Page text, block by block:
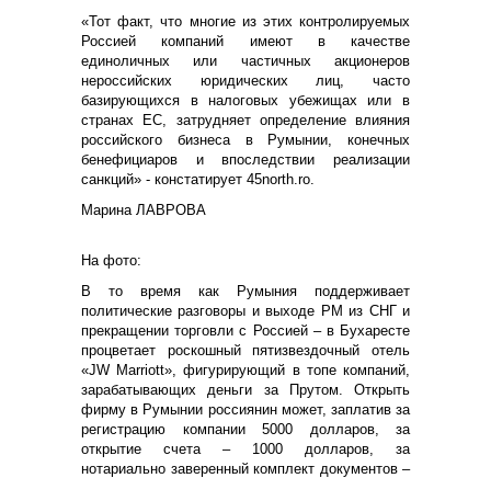
«Тот факт, что многие из этих контролируемых
Россией компаний имеют в качестве
единоличных или частичных акционеров
нероссийских юридических лиц, часто
базирующихся в налоговых убежищах или в
странах ЕС, затрудняет определение влияния
российского бизнеса в Румынии, конечных
бенефициаров и впоследствии реализации
санкций» - констатирует 45north.ro.
Марина ЛАВРОВА
На фото:
В то время как Румыния поддерживает
политические разговоры и выходе РМ из СНГ и
прекращении торговли с Россией – в Бухаресте
процветает роскошный пятизвездочный отель
«JW Marriott», фигурирующий в топе компаний,
зарабатывающих деньги за Прутом. Открыть
фирму в Румынии россиянин может, заплатив за
регистрацию компании 5000 долларов, за
открытие счета – 1000 долларов, за
нотариально заверенный комплект документов –